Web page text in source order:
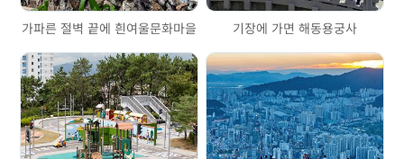
가파른 절벽 끝에 흰여울문화마을 기장에 가면 해동용궁사